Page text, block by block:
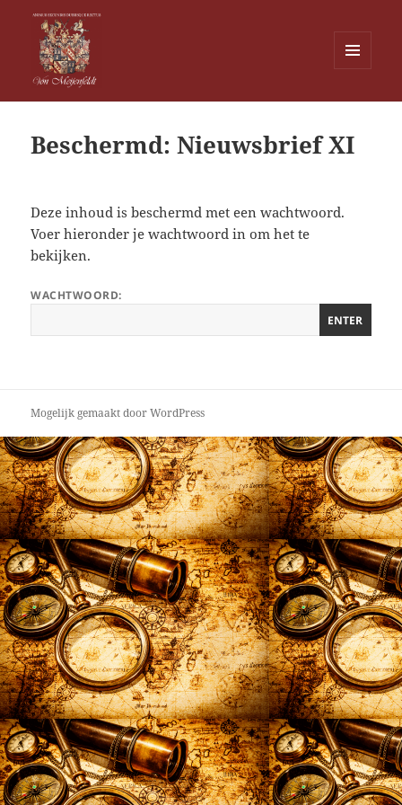
WIDGETS
Beschermd: Nieuwsbrief XI
Deze inhoud is beschermd met een wachtwoord.
Voer hieronder je wachtwoord in om het te
bekijken.
WACHTWOORD:
Mogelijk gemaakt door WordPress